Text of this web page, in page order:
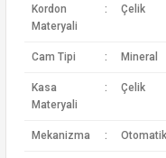
Kordon
Materyali
: Çelik
Cam Tipi : Mineral
Kasa
Materyali
: Çelik
Mekanizma : Otomatik